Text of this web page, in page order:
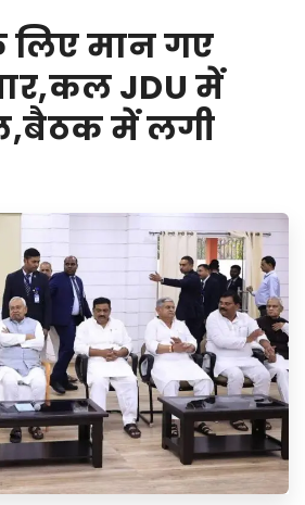
मान गए
JDU में
में लगी